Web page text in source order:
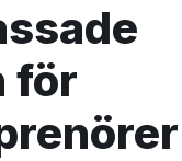
för